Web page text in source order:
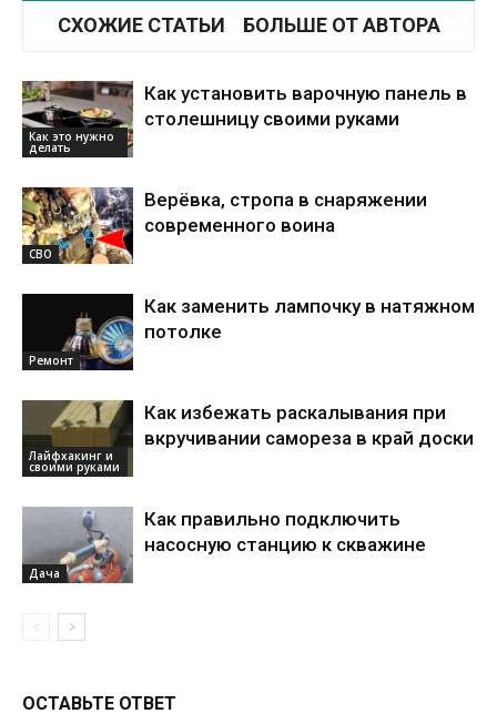
СХОЖИЕ СТАТЬИ БОЛЬШЕ ОТ АВТОРА
Как это нужно
делать
Как установить варочную панель в
столешницу своими руками
СВО
Верёвка, стропа в снаряжении
современного воина
Ремонт
Как заменить лампочку в натяжном
потолке
Лайфхакинг и
своими руками
Как избежать раскалывания при
вкручивании самореза в край доски
Дача
Как правильно подключить
насосную станцию к скважине
ОСТАВЬТЕ ОТВЕТ